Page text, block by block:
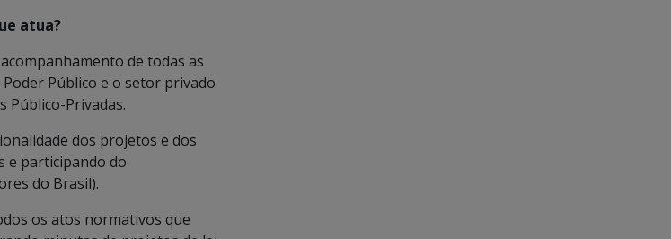
atua?
de todas as
Público e o setor privado
Público-Privadas.
dos projetos e dos
e participando do
do Brasil).
os atos normativos que